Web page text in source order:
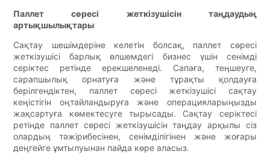
Паллет сөресі жеткізушісін таңдаудың
артықшылықтары
Сақтау шешімдеріне келетін болсақ, паллет сөресі
жеткізушісі барлық өлшемдегі бизнес үшін сенімді
серіктес ретінде ерекшеленеді. Сапаға, теңшеуге,
сарапшылық орнатуға және тұрақты қолдауға
берілгендіктен, паллет сөресі жеткізушісі сақтау
кеңістігін оңтайландыруға және операцияларыңызды
жақсартуға көмектесуге тырысады. Сақтау серіктесі
ретінде паллет сөресі жеткізушісін таңдау арқылы сіз
олардың тәжірибесінен, сенімділігінен және жоғары
деңгейге ұмтылуынан пайда көре аласыз.